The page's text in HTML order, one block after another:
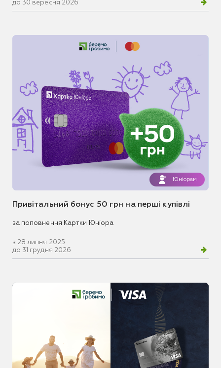
до 30 вересня 2026
Юніорам
Привітальний бонус 50 грн на перші купівлі
за поповнення Картки Юніора
з 28 липня 2025
до 31 грудня 2026